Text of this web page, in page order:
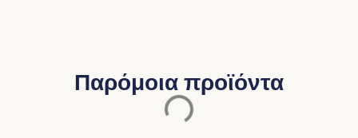
Παρόμοια προϊόντα